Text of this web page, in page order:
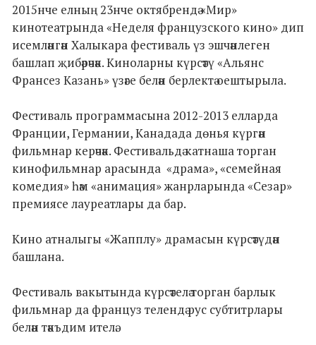
2015нче елның 23нче октябрендә «Мир»
кинотеатрында «Неделя французского кино» дип
исемләнгән Халыкара фестиваль үз эшчәнлеген
башлап җибәрәчәк. Киноларны күрсәтү «Альянс
Франсез Казань» үзәге белән берлектә оештырыла.
Фестиваль программасына 2012-2013 елларда
Франции, Германии, Канадада дөнья күргән
фильмнар керәчәк. Фестивальдә катнаша торган
кинофильмнар арасында «драма», «семейная
комедия» һәм «анимация» жанрларында «Сезар»
премиясе лауреатлары да бар.
Кино атналыгы «Жапплу» драмасын күрсәтүдән
башлана.
Фестиваль вакытында күрсәтелә торган барлык
фильмнар да француз телендә рус субтитрлары
белән тәкъдим ителә.